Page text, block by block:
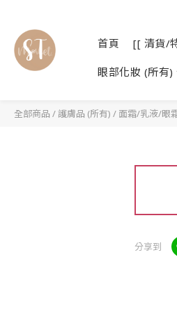
首頁 [[ 清貨/
眼部化妝 (所有)
全部商品 /護膚品 (所有) / 面霜/乳液/眼
分享到